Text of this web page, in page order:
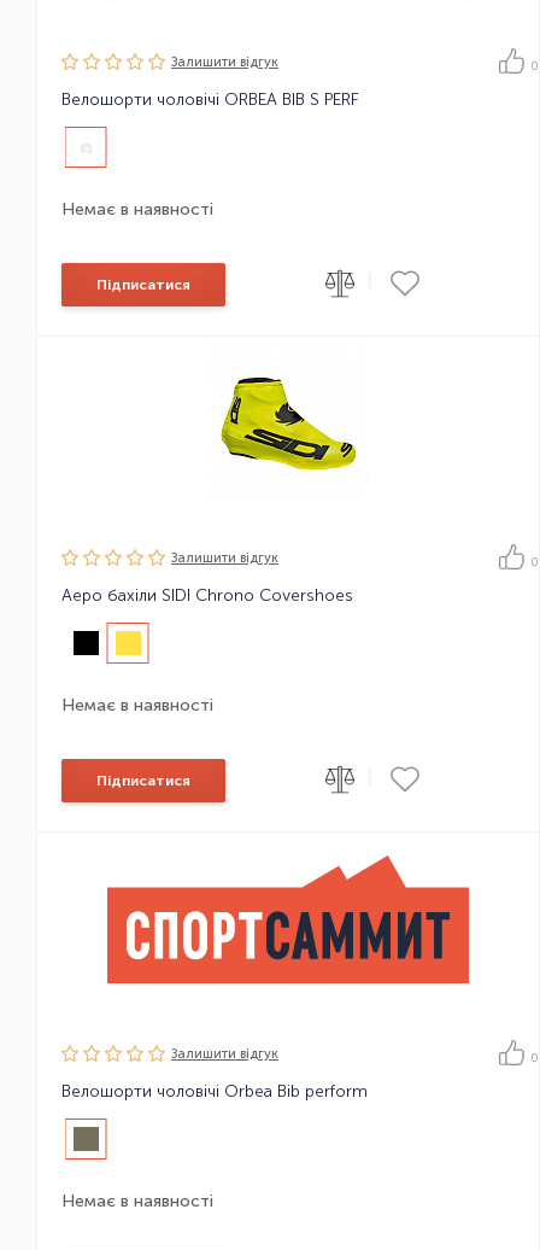
Залишити вiдгук 0
Велошорти чоловічі ORBEA BIB S PERF
Немає в наявності
Підписатися
Залишити вiдгук 0
Аеро бахіли SIDI Chrono Covershoes
Немає в наявності
Підписатися
Залишити вiдгук 0
Велошорти чоловічі Orbea Bib perform
Немає в наявності